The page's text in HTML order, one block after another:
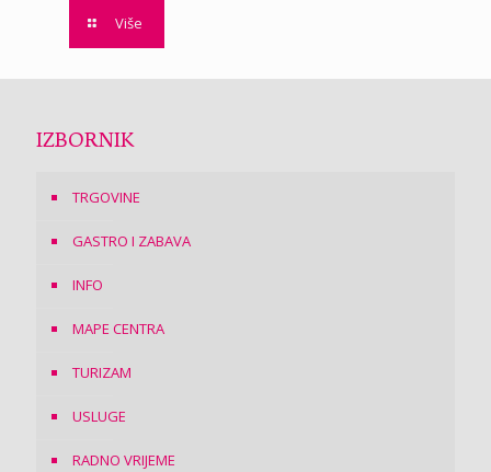
Više
IZBORNIK
TRGOVINE
GASTRO I ZABAVA
INFO
MAPE CENTRA
TURIZAM
USLUGE
RADNO VRIJEME